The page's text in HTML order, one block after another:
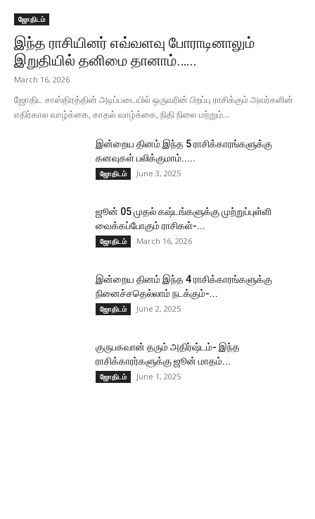
ஜோதிடம்
இந்த ராசியினர் எவ்வளவு போராடினாலும்
இறுதியில் தனிமை தானாம்…...
March 16, 2026
ஜோதிட சாஸ்திரத்தின் அடிப்படையில் ஒருவரின் பிறப்பு ராசிக்கும் அவர்களின்
எதிர்கால வாழ்க்கை, காதல் வாழ்க்கை, நிதி நிலை மற்றும்...
இன்றைய தினம் இந்த 5 ராசிக்காரங்களுக்கு
கனவுகள் பலிக்குமாம்.....
ஜோதிடம் June 3, 2025
ஜூன் 05 முதல் கஷ்டங்களுக்கு முற்றுப்புள்ளி
வைக்கப்போகும் ராசிகள்-...
ஜோதிடம் March 16, 2026
இன்றைய தினம் இந்த 4 ராசிக்காரங்களுக்கு
நினைச்சதெல்லாம் நடக்கும்-...
ஜோதிடம் June 2, 2025
குருபகவான் தரும் அதிர்ஷ்டம்- இந்த
ராசிக்காரர்களுக்கு ஜூன் மாதம்...
ஜோதிடம் June 1, 2025